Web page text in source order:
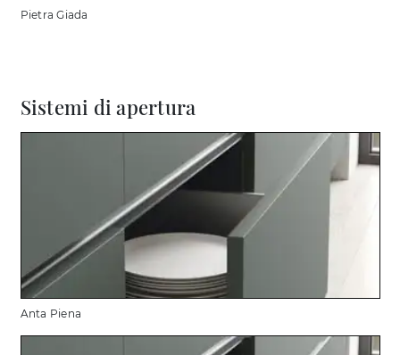
Pietra Giada
Sistemi di apertura
Anta Piena